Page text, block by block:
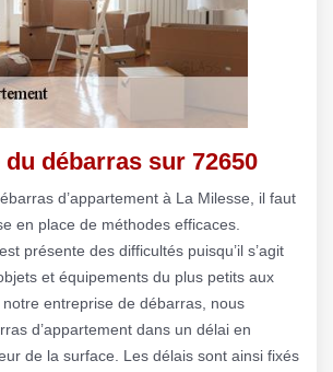
débarras sur 72650
d’appartement à La Milesse, il faut
en place de méthodes efficaces.
présente des difficultés puisqu’il s’agit
et équipements du plus petits aux
entreprise de débarras, nous
d’appartement dans un délai en
de la surface. Les délais sont ainsi fixés